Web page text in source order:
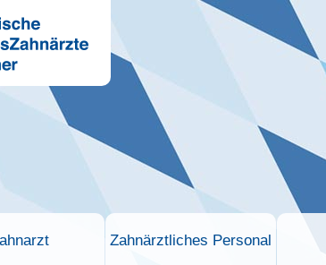
Zahnärztliches Personal